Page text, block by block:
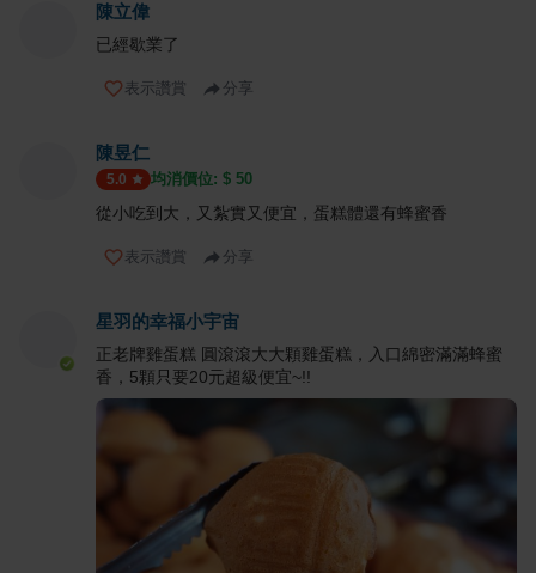
陳立偉
已經歇業了
表示讚賞 分享
陳昱仁
5.0 均消價位: $ 50
從小吃到大，又紮實又便宜，蛋糕體還有蜂蜜香
表示讚賞 分享
星羽的幸福小宇宙
正老牌雞蛋糕 圓滾滾大大顆雞蛋糕，入口綿密滿滿蜂蜜
香，5顆只要20元超級便宜~!!